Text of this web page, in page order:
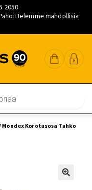
2050
mahdollisia
/ Mondex Korotusosa Tahko